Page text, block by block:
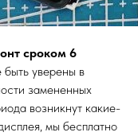
сроком 6
быть уверены в
замененных
возникнут какие-
мы бесплатно